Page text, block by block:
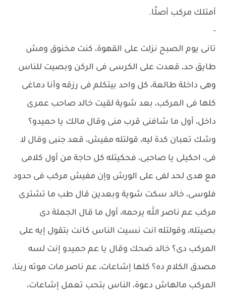
أمتلك مركب أصلًا.
-
تانى يوم الصبح نزلت على القهوة، كنت مخنوق ومش
طايق حد، قعدت على الكرسى فى الركن وبصيت للناس
وهى داخلة طالعة، كل واحد بيتكلم فى رزقه وأنا دماغى
كلها فى المركب، بعد شوية لقيت خالد صاحب عمرى
داخل، أول ما شافنى قرب منى وقال مالك يا حميدو؟
وشك تعبان كدة ليه، قولتله مفيش، قعد جنبى وقال لا
فى، احكيلى يا صاحبى، فحكيتله كل حاجة من أول كلامى
مع هدى لحد لفى على الورش وإن مفيش مركب فى حدود
فلوسى، خالد سكت شوية وبعدين قال طب ما تشترى
مركب عم ناصر الله يرحمه، أول ما قال الجملة دى
بصيتله، وقولتله انت نسيت الناس كانت بتقول إيه على
المركب دى؟ خالد ضحك وقال يا عم حميدو إنت لسه
مصدق الكلام ده؟ كلها إشاعات، عم ناصر مات موته ربنا،
المركب مالهاش دعوة، الناس بتحب تعمل إشاعات،